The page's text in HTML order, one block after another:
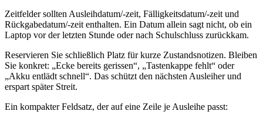
Zeitfelder sollten Ausleihdatum/-zeit, Fälligkeitsdatum/-zeit und
Rückgabedatum/-zeit enthalten. Ein Datum allein sagt nicht, ob ein
Laptop vor der letzten Stunde oder nach Schulschluss zurückkam.
Reservieren Sie schließlich Platz für kurze Zustandsnotizen. Bleiben
Sie konkret: „Ecke bereits gerissen“, „Tastenkappe fehlt“ oder
„Akku entlädt schnell“. Das schützt den nächsten Ausleiher und
erspart später Streit.
Ein kompakter Feldsatz, der auf eine Zeile je Ausleihe passt: